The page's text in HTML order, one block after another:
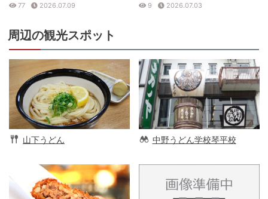
77
2026.07.09
9
2026.07.03
周辺の観光スポット
山下うどん 中野うどん学校琴平校